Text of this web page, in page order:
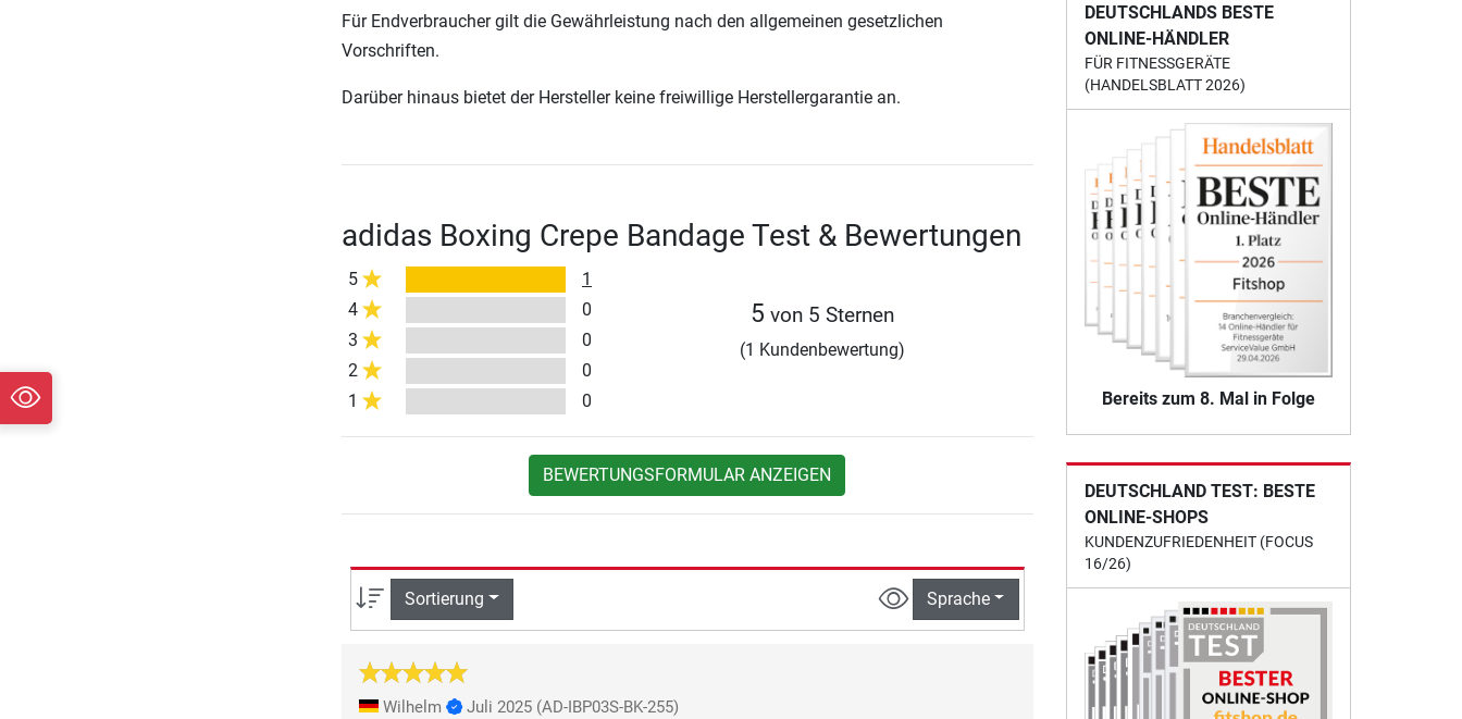
Für Endverbraucher gilt die Gewährleistung nach den allgemeinen gesetzlichen
Vorschriften.
Darüber hinaus bietet der Hersteller keine freiwillige Herstellergarantie an.
adidas Boxing Crepe Bandage Test & Bewertungen
5
1
4
0
3
0
2
0
1
0
5 von 5 Sternen
(1 Kundenbewertung)
BEWERTUNGSFORMULAR ANZEIGEN
Sortierung Sprache
Wilhelm Juli 2025 (AD-IBP03S-BK-255)
DEUTSCHLANDS BESTE
ONLINE-HÄNDLER
FÜR FITNESSGERÄTE
(HANDELSBLATT 2026)
Bereits zum 8. Mal in Folge
DEUTSCHLAND TEST: BESTE
ONLINE-SHOPS
KUNDENZUFRIEDENHEIT (FOCUS
16/26)